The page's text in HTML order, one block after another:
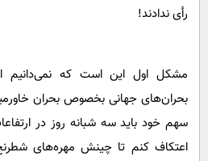
سلامت
فرهنگی
بین الملل
رأی ندادند!
مشکل اول این است که نمی‌دانیم
بحران‌های جهانی بخصوص بحران
سهم خود باید سه شبانه روز در
اعتکاف کنم تا چینش مهره‌های